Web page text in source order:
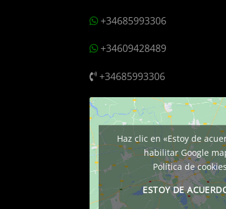
+34685993306
+34609428489
+34685993306
Haz clic en «Estoy de
habilitar Google
Política de cookies
ESTOY DE